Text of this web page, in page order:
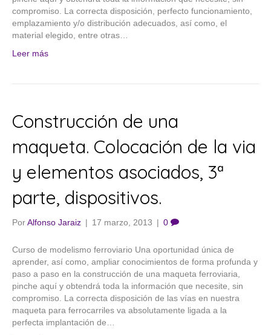
compromiso. La correcta disposición, perfecto funcionamiento,
emplazamiento y/o distribución adecuados, así como, el
material elegido, entre otras…
Leer más
Construcción de una
maqueta. Colocación de la via
y elementos asociados, 3ª
parte, dispositivos.
PorAlfonso Jaraiz | 17 marzo, 2013 | 0
Curso de modelismo ferroviario Una oportunidad única de
aprender, así como, ampliar conocimientos de forma profunda y
paso a paso en la construcción de una maqueta ferroviaria,
pinche aquí y obtendrá toda la información que necesite, sin
compromiso. La correcta disposición de las vías en nuestra
maqueta para ferrocarriles va absolutamente ligada a la
perfecta implantación de…